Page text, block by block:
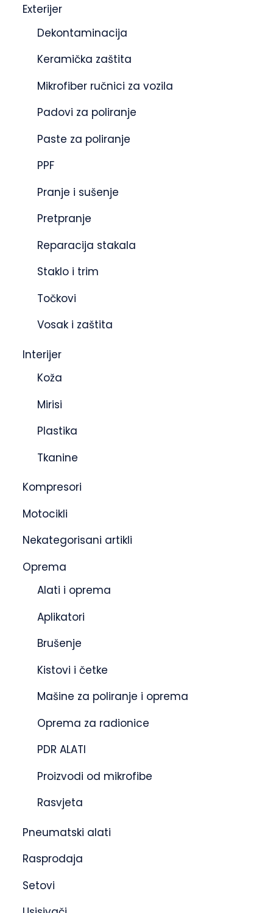
Exterijer
Dekontaminacija
Keramička zaštita
Mikrofiber ručnici za vozila
Padovi za poliranje
Paste za poliranje
PPF
Pranje i sušenje
Pretpranje
Reparacija stakala
Staklo i trim
Točkovi
Vosak i zaštita
Interijer
Koža
Mirisi
Plastika
Tkanine
Kompresori
Motocikli
Nekategorisani artikli
Oprema
Alati i oprema
Aplikatori
Brušenje
Kistovi i četke
Mašine za poliranje i oprema
Oprema za radionice
PDR ALATI
Proizvodi od mikrofibe
Rasvjeta
Pneumatski alati
Rasprodaja
Setovi